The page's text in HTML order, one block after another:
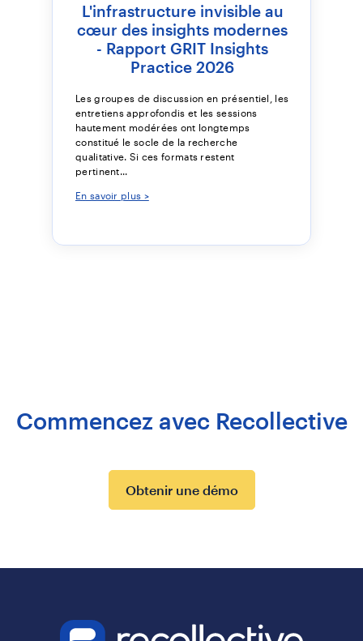
L'infrastructure invisible au
cœur des insights modernes
- Rapport GRIT Insights
Practice 2026
Les groupes de discussion en présentiel, les
entretiens approfondis et les sessions
hautement modérées ont longtemps
constitué le socle de la recherche
qualitative. Si ces formats restent
pertinent...
En savoir plus >
Commencez avec Recollective
Obtenir une démo